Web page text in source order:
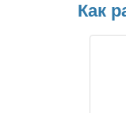
Как